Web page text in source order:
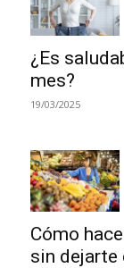
¿Es
mes?
19/03/2025
Cómo
sin dejarte